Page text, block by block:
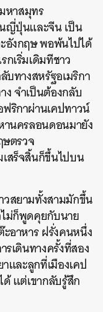
หาสมุทร
ญี่ปุ่นและจีน เป็น
อังกฤษ พอพ้นไปได้
เริ่มเดิมทีชาว
บทางสหรัฐอเมริกา
ง จำเป็นต้องกลับ
ริกาผ่านเคปทาวน์
านครลอนดอนมายัง
ษตรวจ
สร็จสิ้นก็ขึ้นไปบน
วสยามทั้งสามมักขึ้น
ม่ก็พูดคุยกับนาย
อาหาร ฝรั่งคนหนึ่ง
รเดินทางครั้งที่สอง
และลูกที่เมืองเคป
แต่เขากลับรู้สึก